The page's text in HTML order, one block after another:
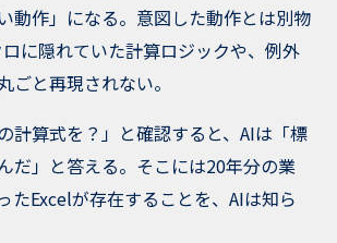
動作」になる。意図した動作とは別物
に隠れていた計算ロジックや、例外
ごと再現されない。
計算式を？」と確認すると、AIは「標
だ」と答える。そこには20年分の業
たExcelが存在することを、AIは知ら